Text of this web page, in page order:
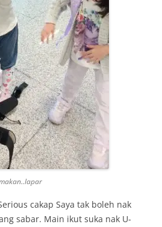
cakap Saya tak boleh nak
sabar. Main ikut suka nak U-